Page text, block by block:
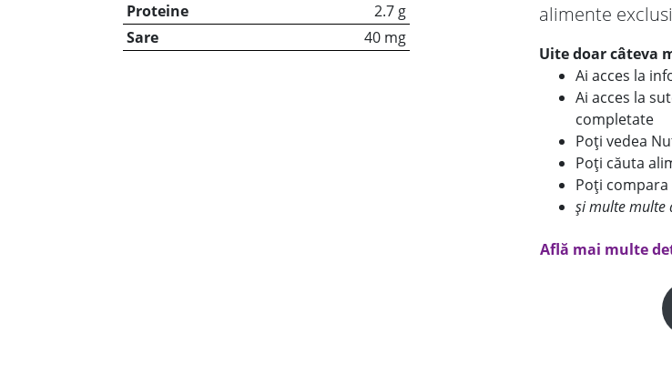
Proteine
2.7 g
Sare
40 mg
alimente
Uite doar câteva
Ai acces la
Ai acces la
completate
Poți vedea
Poți căuta
Poți
și multe multe
Află mai multe